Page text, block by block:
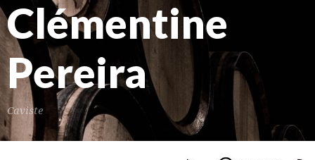
Clémentine
Pereira
Caviste